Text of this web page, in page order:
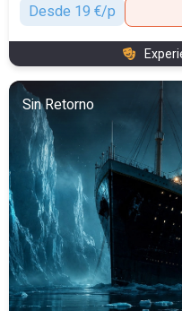
Desde 19 €/p
Sin Retorno